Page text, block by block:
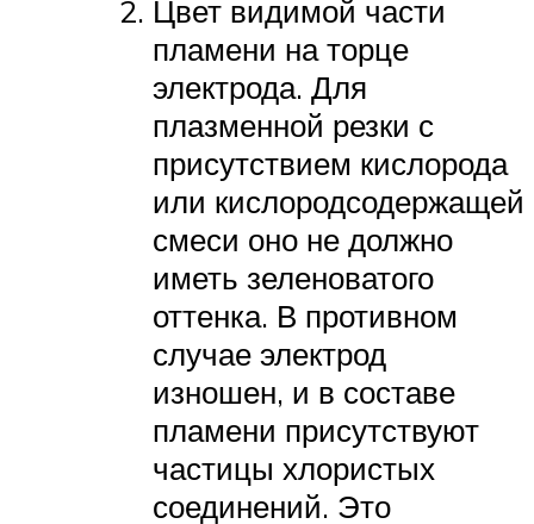
Цвет видимой части
пламени на торце
электрода. Для
плазменной резки с
присутствием кислорода
или кислородсодержащей
смеси оно не должно
иметь зеленоватого
оттенка. В противном
случае электрод
изношен, и в составе
пламени присутствуют
частицы хлористых
соединений. Это